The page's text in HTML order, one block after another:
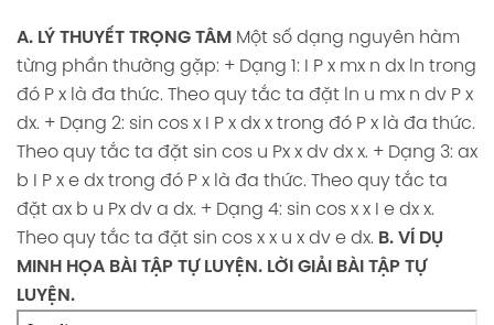
A. LÝ THUYẾT TRỌNG TÂM Một số dạng nguyên hàm
từng phần thường gặp: + Dạng 1: I P x mx n dx ln trong
đó P x là đa thức. Theo quy tắc ta đặt ln u mx n dv P x
dx. + Dạng 2: sin cos x I P x dx x trong đó P x là đa thức.
Theo quy tắc ta đặt sin cos u Px x dv dx x. + Dạng 3: ax
b I P x e dx trong đó P x là đa thức. Theo quy tắc ta
đặt ax b u Px dv a dx. + Dạng 4: sin cos x x I e dx x.
Theo quy tắc ta đặt sin cos x x u x dv e dx. B. VÍ DỤ
MINH HỌA BÀI TẬP TỰ LUYỆN. LỜI GIẢI BÀI TẬP TỰ
LUYỆN.